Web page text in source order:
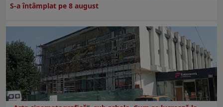
S-a întâmplat pe 8 august